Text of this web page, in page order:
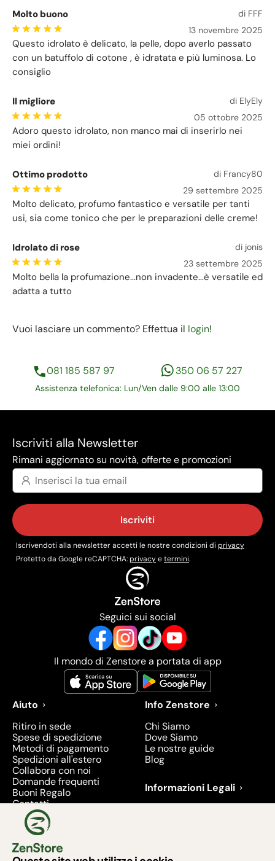
Molto buono
di FFF
13 novembre 2025
Questo idrolato è delicato, la pelle, dopo averlo passato
con un batuffolo di cotone , è idratata e più luminosa. Lo
consiglio
Il migliore
di ElyEly
05 ottobre 2025
Adoro questo idrolato, non manco mai di inserirlo nei
miei ordini!
Ottimo prodotto
di Francy80
29 settembre 2025
Molto delicato, profumo fantastico e versatile per tanti
usi, sia come tonico che per le preparazioni delle creme!
Idrolato di rose
di jonis
23 settembre 2025
Molto bella la profumazione...non invadente...è versatile ed
adatta a tutto
Vuoi lasciare un commento? Effettua il login!
081 185 587 97 350 06 57 227
Assistenza telefonica: Lun/Ven dalle 9:00 alle 13:00
Iscriviti alla Newsletter
Rimani aggiornato su novità, offerte e promozioni
Iscriviti
Iscrivendoti alla newsletter accetti le nostre condizioni di privacy
Protetto da Google reCAPTCHA:privacyetermini.
Seguici sui social
Il mondo di Zenstore a portata di app
Aiuto
Ritiro in sede
Spese di spedizione
Metodi di pagamento
Spedizioni all'estero
Collabora con noi
Domande frequenti
Buoni Regalo
Contatti
Info Zenstore
Chi Siamo
Dove Siamo
Le nostre guide
Blog
Informazioni Legali
ritirati - 2026